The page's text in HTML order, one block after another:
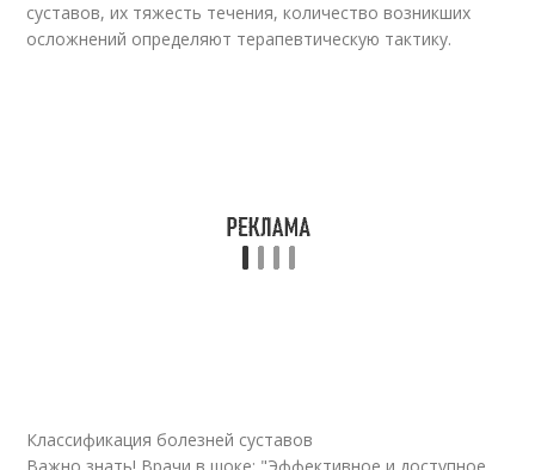
суставов, их тяжесть течения, количество возникших
осложнений определяют терапевтическую тактику.
Классификация болезней суставов